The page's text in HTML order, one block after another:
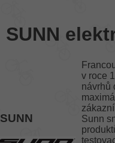
SUNN
SUNN
v roce
návrhů
Sunn